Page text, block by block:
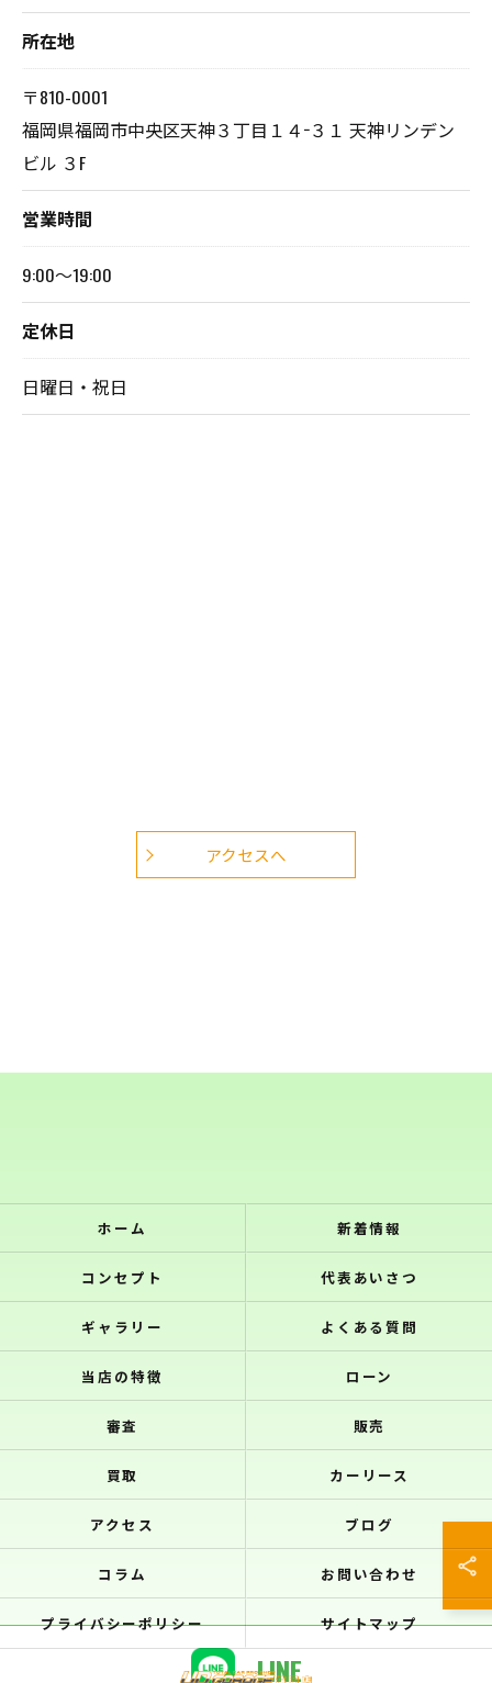
所在地
〒810-0001
福岡県福岡市中央区天神３丁目１４−３１ 天神リンデン
ビル ３F
営業時間
9:00～19:00
定休日
日曜日・祝日
アクセスへ
LINE
ホーム 新着情報
コンセプト 代表あいさつ
ギャラリー よくある質問
当店の特徴 ローン
審査 販売
買取 カーリース
アクセス ブログ
コラム お問い合わせ
プライバシーポリシー サイトマップ